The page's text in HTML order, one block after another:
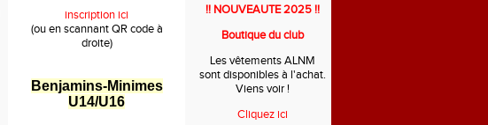
inscription ici
(ou en scannant QR code à
droite)
Benjamins-Minimes
U14/U16
!! NOUVEAUTE 2025 !!
Boutique du club
Les vêtements ALNM
sont disponibles à l'achat.
Viens voir !
Cliquez ici